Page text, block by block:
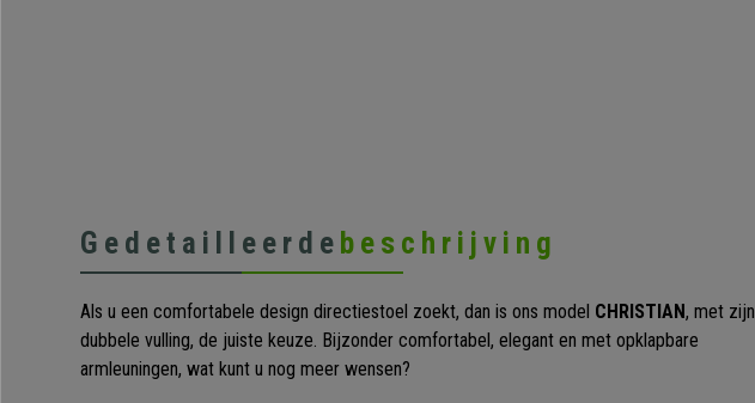
Gedetailleerde beschrijving
Als u een comfortabele design directiestoel zoekt, dan is ons model CHRISTIAN, met zijn
dubbele vulling, de juiste keuze. Bijzonder comfortabel, elegant en met opklapbare
armleuningen, wat kunt u nog meer wensen?